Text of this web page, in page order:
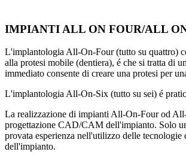
IMPIANTI ALL ON FOUR/ALL
L'implantologia All-On-Four (tutto su quattro)
alla protesi mobile (dentiera), é che si tratta di
immediato consente di creare una protesi per
L'implantologia All-On-Six (tutto su sei) é
La realizzazione di impianti All-On-Four od
progettazione CAD/CAM dell'impianto. Solo
provata esperienza nell'utilizzo delle
dell'impianto.